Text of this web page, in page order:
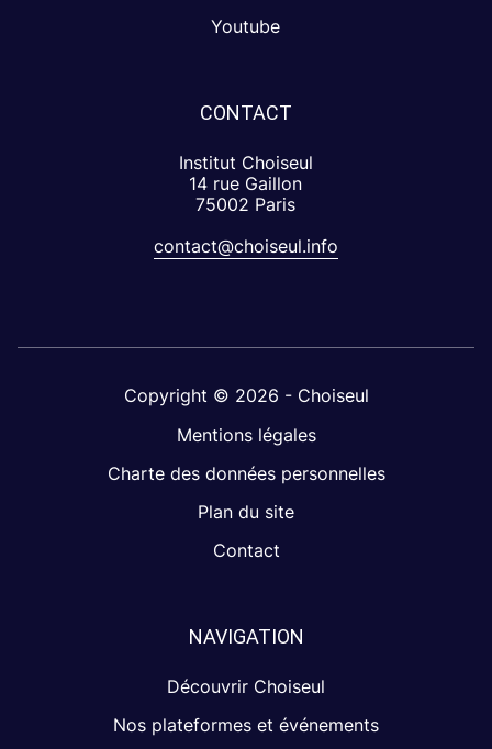
Youtube
CONTACT
Institut Choiseul
14 rue Gaillon
75002 Paris
contact@choiseul.info
Copyright © 2026 - Choiseul
Mentions légales
Charte des données personnelles
Plan du site
Contact
NAVIGATION
Découvrir Choiseul
Nos plateformes et événements